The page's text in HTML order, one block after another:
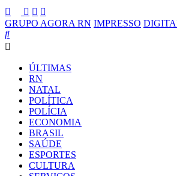
GRUPO AGORA RN IMPRESSO
ÚLTIMAS
RN
NATAL
POLÍTICA
POLÍCIA
ECONOMIA
BRASIL
SAÚDE
ESPORTES
CULTURA